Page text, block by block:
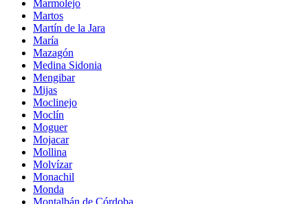
Marmolejo
Martos
Martín de la Jara
María
Mazagón
Medina Sidonia
Mengibar
Mijas
Moclinejo
Moclín
Moguer
Mojacar
Mollina
Molvízar
Monachil
Monda
Montalbán de Córdoba